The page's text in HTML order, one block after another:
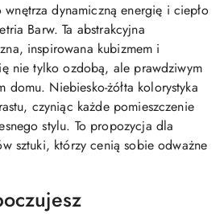
dynamiczną energię i ciepło
Barw. Ta abstrakcyjna
inspirowana kubizmem i
nie tylko ozdobą, ale prawdziwym
domu. Niebiesko-żółta kolorystyka
czyniąc każde pomieszczenie
stylu. To propozycja dla
sztuki, którzy cenią sobie odważne